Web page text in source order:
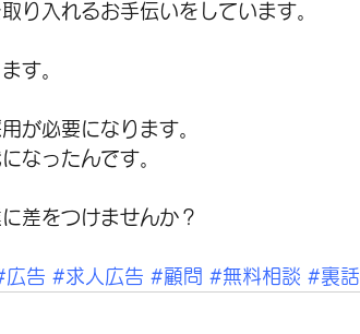
り入れるお手伝いをしています。
す。
が必要になります。
なったんです。
差をつけませんか？
広告 #求人広告 #顧問 #無料相談 #裏話